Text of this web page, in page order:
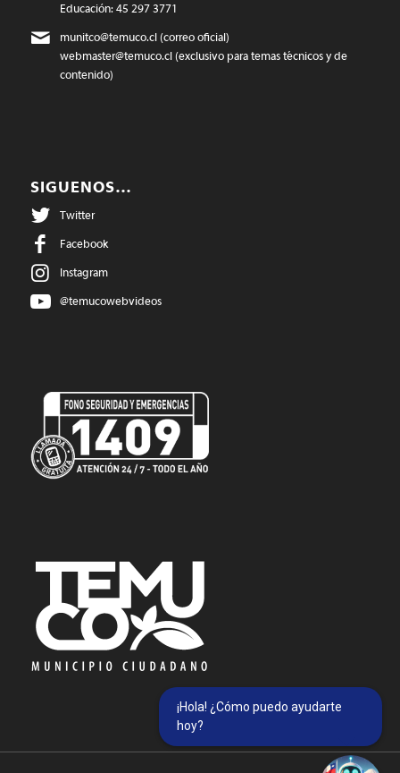
Educación: 45 297 3771
munitco@temuco.cl(correo oficial)
webmaster@temuco.cl(exclusivo para temas técnicos y de
contenido)
SIGUENOS…
Twitter
Facebook
Instagram
@temucowebvideos
¡Hola! ¿Cómo puedo ayudarte
hoy?